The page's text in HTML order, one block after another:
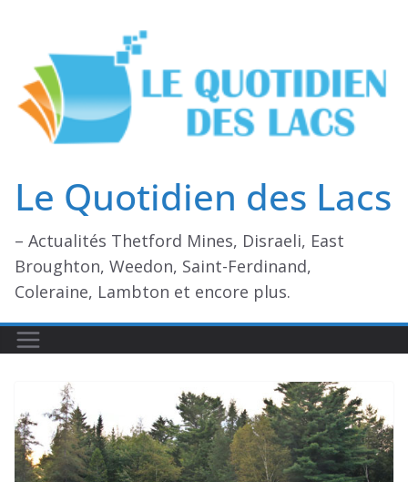
contenu
Le Quotidien des Lacs
– Actualités Thetford Mines, Disraeli, East
Broughton, Weedon, Saint-Ferdinand,
Coleraine, Lambton et encore plus.